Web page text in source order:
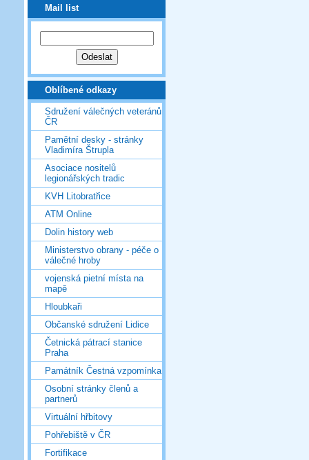
Mail list
Oblíbené odkazy
Sdružení válečných veteránů
ČR
Pamětní desky - stránky
Vladimíra Štrupla
Asociace nositelů
legionářských tradic
KVH Litobratřice
ATM Online
Dolin history web
Ministerstvo obrany - péče o
válečné hroby
vojenská pietní místa na
mapě
Hloubkaři
Občanské sdružení Lidice
Četnická pátrací stanice
Praha
Památník Čestná vzpomínka
Osobní stránky členů a
partnerů
Virtuální hřbitovy
Pohřebiště v ČR
Fortifikace